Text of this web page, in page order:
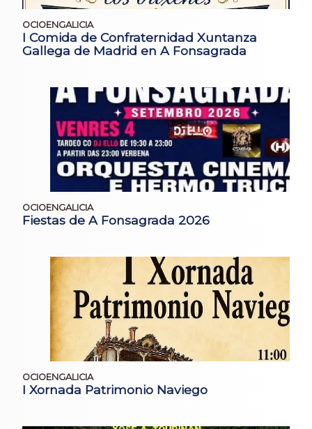
OCIOENGALICIA
I Comida de Confraternidad Xuntanza
Gallega de Madrid en A Fonsagrada
OCIOENGALICIA
Fiestas de A Fonsagrada 2026
OCIOENGALICIA
I Xornada Patrimonio Naviego